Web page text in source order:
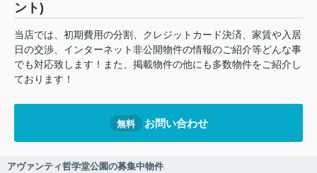
ント)
当店では、初期費用の分割、クレジットカード決済、家賃や入居
日の交渉、インターネット非公開物件の情報のご紹介等どんな事
でも対応致します！また、掲載物件の他にも多数物件をご紹介し
ております！
無料 お問い合わせ
アヴァンティ哲学堂公園の募集中物件